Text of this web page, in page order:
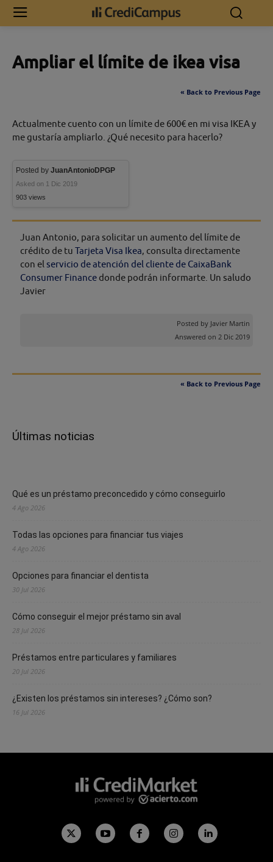
Inicio Ampliar el límite de ikea visa
Ampliar el límite de ikea visa
« Back to Previous Page
Actualmente cuento con un límite de 600€ en mi visa IKEA y
me gustaría ampliarlo. ¿Qué necesito para hacerlo?
Posted by JuanAntonioDPGP
Asked on 1 Dic 2019
903 views
Juan Antonio, para solicitar un aumento del límite de
crédito de tu Tarjeta Visa Ikea, consulta directamente
con el servicio de atención del cliente de CaixaBank
Consumer Finance donde podrán informarte. Un saludo
Javier
Posted by Javier Martin
Answered on 2 Dic 2019
« Back to Previous Page
Últimas noticias
Qué es un préstamo preconcedido y cómo conseguirlo
4 Ago 2026
Todas las opciones para financiar tus viajes
4 Ago 2026
Opciones para financiar el dentista
30 Jul 2026
Cómo conseguir el mejor préstamo sin aval
28 Jul 2026
Préstamos entre particulares y familiares
20 Jul 2026
¿Existen los préstamos sin intereses? ¿Cómo son?
16 Jul 2026